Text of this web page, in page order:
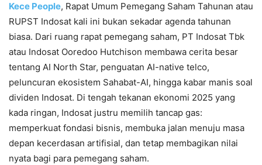
Kece People, Rapat Umum Pemegang Saham Tahunan atau
RUPST Indosat kali ini bukan sekadar agenda tahunan
biasa. Dari ruang rapat pemegang saham, PT Indosat Tbk
atau Indosat Ooredoo Hutchison membawa cerita besar
tentang AI North Star, penguatan AI-native telco,
peluncuran ekosistem Sahabat-AI, hingga kabar manis soal
dividen Indosat. Di tengah tekanan ekonomi 2025 yang
kada ringan, Indosat justru memilih tancap gas:
memperkuat fondasi bisnis, membuka jalan menuju masa
depan kecerdasan artifisial, dan tetap membagikan nilai
nyata bagi para pemegang saham.